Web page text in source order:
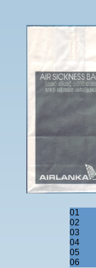
01
02
03
04
05
06